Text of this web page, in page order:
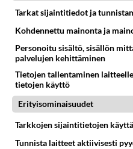
Tarkat sijaintitiedot ja
Kohdennettu mainonta ja
Personoitu sisältö, sisällön
palvelujen kehittäminen
Tietojen tallentaminen
tietojen käyttö
Erityisominaisuudet
Tarkkojen sijaintitietojen
Tunnista laitteet aktiivisesti